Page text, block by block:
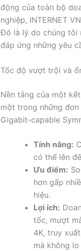
động của toàn bộ
nghiệp, INTERNET
Đó là lý do chúng tôi
đáp ứng những yêu
Tốc độ vượt trội và
Nền tảng của một
một trong những
Gigabit-capable
Tính năng:
có thể lên
Ưu điểm:
hơn gấp
hiệu.
Lợi ích:
tốc, mượt
4K, truy
mà không